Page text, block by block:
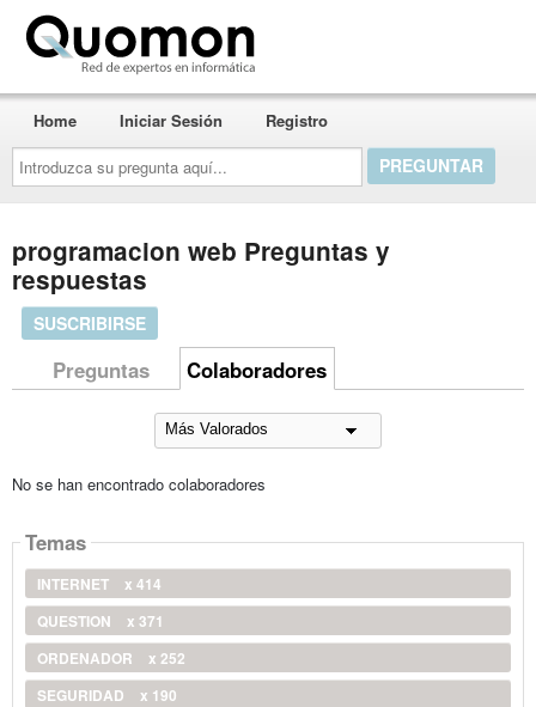
Introduzca
su
pregunta
aquí...
Home Iniciar Sesión Registro
programacion web Preguntas y
respuestas
SUSCRIBIRSE
Preguntas Colaboradores
No se han encontrado colaboradores
Temas
INTERNET
x 414
QUESTION
x 371
ORDENADOR
x 252
SEGURIDAD
x 190